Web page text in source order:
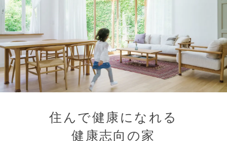
住んで健康になれる
健康志向の家